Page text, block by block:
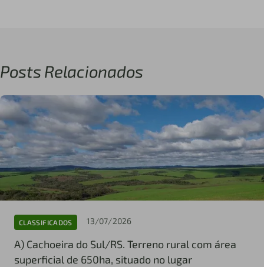
Posts Relacionados
CLASSIFICADOS 13/07/2026
A) Cachoeira do Sul/RS. Terreno rural com área
superficial de 650ha, situado no lugar